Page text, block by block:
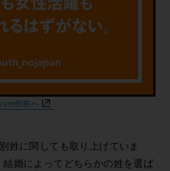
投稿へ
姓に関しても取り上げていま
婚によってどちらかの姓を選ば